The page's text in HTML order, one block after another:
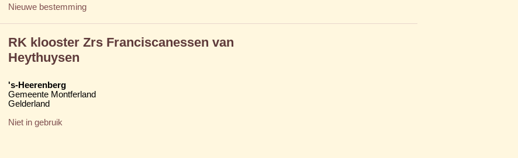
Nieuwe bestemming
RK klooster Zrs Franciscanessen van
Heythuysen
's-Heerenberg
Gemeente Montferland
Gelderland
Niet in gebruik